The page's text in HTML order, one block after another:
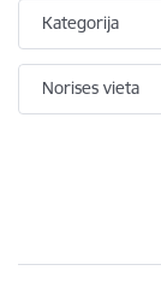
Kategorija
Norises vieta